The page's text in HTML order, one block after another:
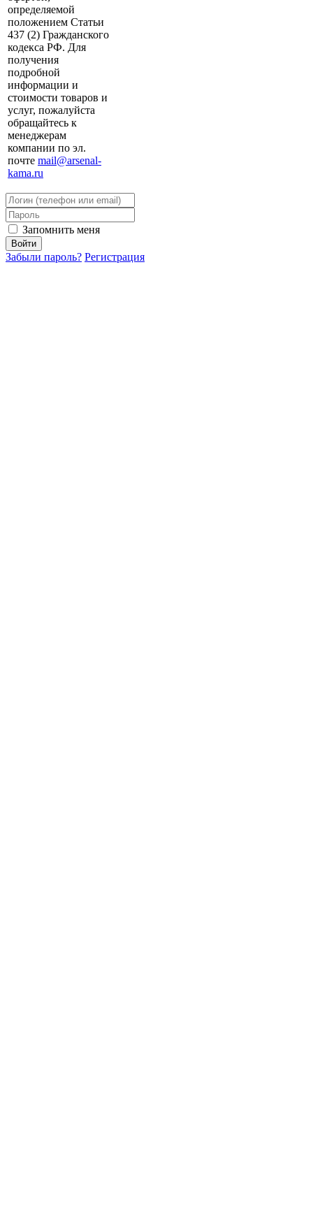
определяемой
положением Статьи
437 (2) Гражданского
кодекса РФ. Для
получения
подробной
информации и
стоимости товаров и
услуг, пожалуйста
обращайтесь к
менеджерам
компании по эл.
почте mail@arsenal-
kama.ru
Запомнить меня
Забыли пароль? Регистрация